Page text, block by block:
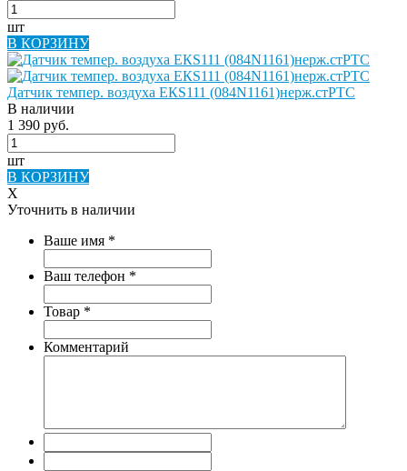
шт
В КОРЗИНУ
Датчик темпер. воздуха ЕКS111 (084N1161)нерж.стPTC
В наличии
1 390 руб.
шт
В КОРЗИНУ
X
Уточнить в наличии
Ваше имя *
Ваш телефон *
Товар *
Комментарий